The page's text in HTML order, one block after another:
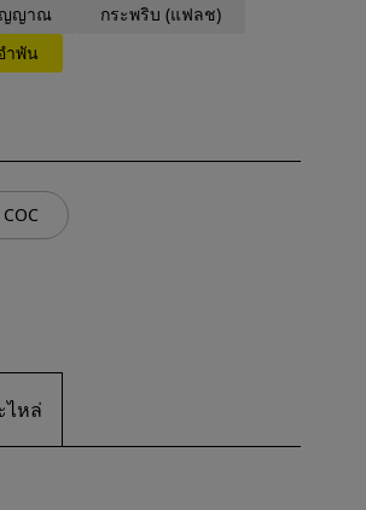
ญาณ
กระพริบ (แฟลช)
ำพัน
ไหล่